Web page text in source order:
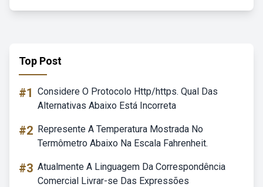
Top Post
#1 Considere O Protocolo Http/https. Qual Das
Alternativas Abaixo Está Incorreta
#2 Represente A Temperatura Mostrada No
Termômetro Abaixo Na Escala Fahrenheit.
#3 Atualmente A Linguagem Da Correspondência
Comercial Livrar-se Das Expressões